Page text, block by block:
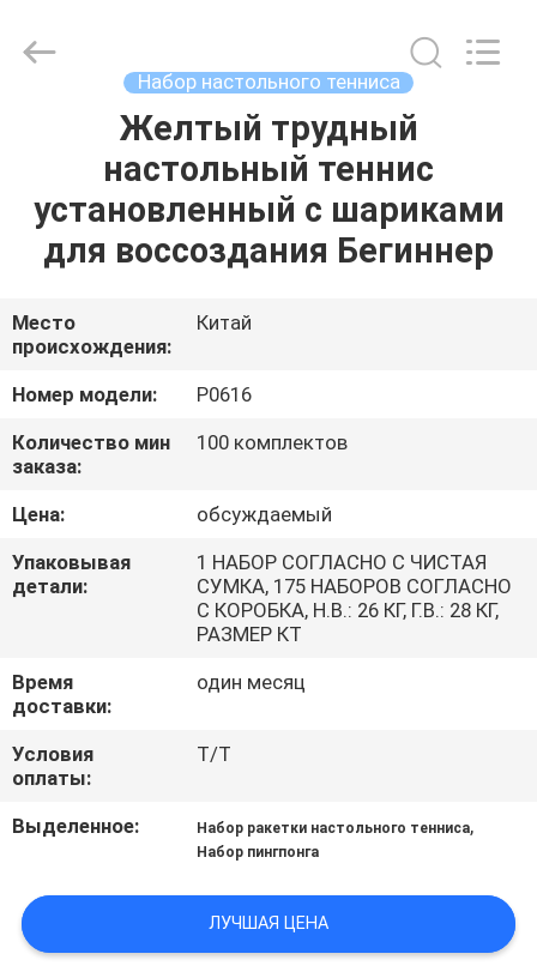
ДОМОЙ
ПРОДУКТЫ
НАС
ЭКСКУРСИЯ
ПО
ЗАВОДУ
КОНТРОЛЬ
КАЧЕСТВА
СВЯЖИТЕСЬ
С
НАМИ
ЗАПРОСИТЕ
КАРТА
Sports
Ltd..
Набор настольного тенниса
Желтый трудный
настольный теннис
установленный с шариками
для воссоздания Бегиннер
Место
происхождения:
Китай
Номер модели:
Р0616
Количество мин
заказа:
100 комплектов
Цена:
обсуждаемый
Упаковывая
детали:
1 НАБОР СОГЛАСНО С ЧИСТАЯ
СУМКА, 175 НАБОРОВ СОГЛАСНО
С КОРОБКА, Н.В.: 26 КГ, Г.В.: 28 КГ,
РАЗМЕР КТ
Время
доставки:
один месяц
Условия
оплаты:
T/T
Выделенное: Набор ракетки настольного тенниса,
Набор пингпонга
ЛУЧШАЯ ЦЕНА